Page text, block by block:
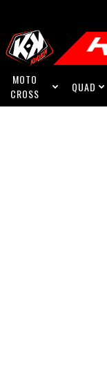
MOTO
CROSS
 QUAD 